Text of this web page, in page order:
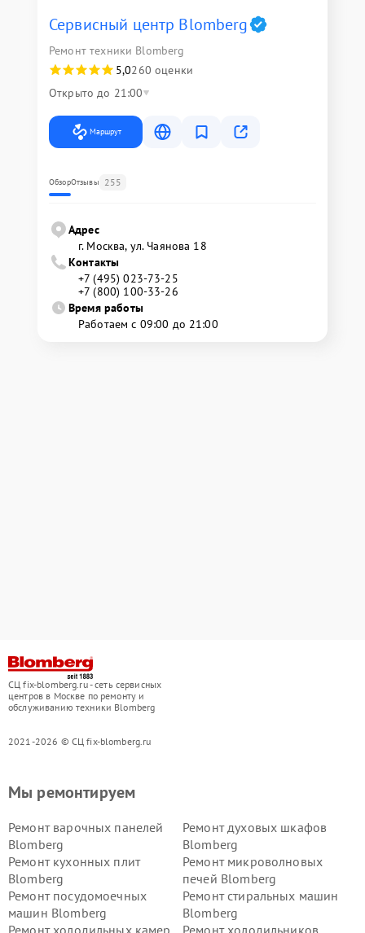
Сервисный центр Blomberg
Ремонт техники Blomberg
5,0260 оценки
Открыто до 21:00
Маршрут
ОбзорОтзывы 255
Адрес
г. Москва, ул. Чаянова 18
Контакты
+7 (495) 023-73-25
+7 (800) 100-33-26
Время работы
Работаем с 09:00 до 21:00
СЦ fix-blomberg.ru - сеть сервисных
центров в Москве по ремонту и
обслуживанию техники Blomberg
2021-2026 © СЦ fix-blomberg.ru
Мы ремонтируем
Ремонт варочных панелей
Blomberg
Ремонт духовых шкафов
Blomberg
Ремонт кухонных плит
Blomberg
Ремонт микроволновых
печей Blomberg
Ремонт посудомоечных
машин Blomberg
Ремонт стиральных машин
Blomberg